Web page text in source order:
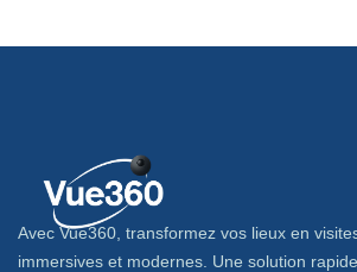
Avec Vue360, transformez vos lieux en
immersives et modernes. Une solution